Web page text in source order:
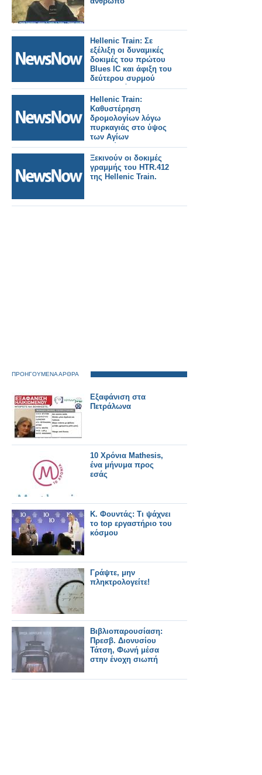
Hellenic Train: Σε
εξέλιξη οι δυναμικές
δοκιμές του πρώτου
Blues IC και άφιξη του
δεύτερου συρμού
στην Ελλάδα.
Hellenic Train:
Καθυστέρηση
δρομολογίων λόγω
πυρκαγιάς στο ύψος
των Αγίων
Αναργύρων.
Ξεκινούν οι δοκιμές
γραμμής του HTR.412
της Hellenic Train.
ΠΡΟΗΓΟΥΜΕΝΑ ΑΡΘΡΑ
Εξαφάνιση στα
Πετράλωνα
10 Χρόνια Mathesis,
ένα μήνυμα προς
εσάς
Κ. Φουντάς: Τι ψάχνει
το top εργαστήριο του
κόσμου
Γράψτε, μην
πληκτρολογείτε!
Βιβλιοπαρουσίαση:
Πρεσβ. Διονυσίου
Τάτση, Φωνή μέσα
στην ένοχη σιωπή